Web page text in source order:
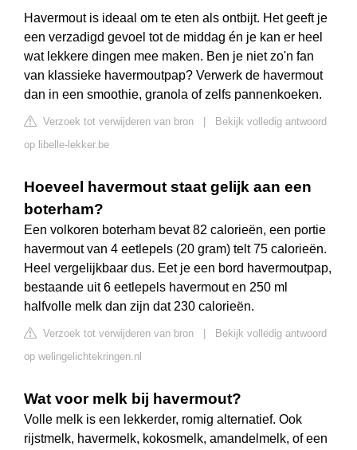
Havermout is ideaal om te eten als ontbijt. Het geeft je
een verzadigd gevoel tot de middag én je kan er heel
wat lekkere dingen mee maken. Ben je niet zo'n fan
van klassieke havermoutpap? Verwerk de havermout
dan in een smoothie, granola of zelfs pannenkoeken.
Verzoek tot verwijderen van bron
Bekijk volledig antwoord
op libelle-lekker.be
Hoeveel havermout staat gelijk aan een
boterham?
Een volkoren boterham bevat 82 calorieën, een portie
havermout van 4 eetlepels (20 gram) telt 75 calorieën.
Heel vergelijkbaar dus. Eet je een bord havermoutpap,
bestaande uit 6 eetlepels havermout en 250 ml
halfvolle melk dan zijn dat 230 calorieën.
Verzoek tot verwijderen van bron
Bekijk volledig antwoord
op welingelichtekringen.nl
Wat voor melk bij havermout?
Volle melk is een lekkerder, romig alternatief. Ook
rijstmelk, havermelk, kokosmelk, amandelmelk, of een